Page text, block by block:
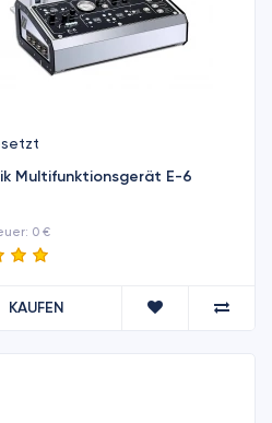
Multifunktionsgerät E-6
0 €
KAUFEN